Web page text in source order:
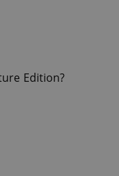
Edition?